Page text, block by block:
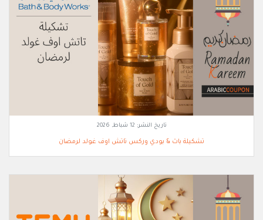
تاريخ النشر: 12 شباط, 2026
تشكيلة باث & بودي وركس تاتش اوف غولد لرمضان